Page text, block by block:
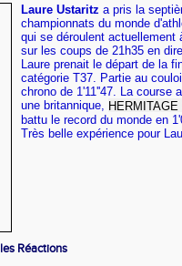
Laure Ustaritz a pris la
championnats du monde
qui se déroulent actuellement
sur les coups de 21h35 en
Laure prenait le départ de la
catégorie T37. Partie au
chrono de 1'11''47. La course
une britannique, HERMITAGE
battu le record du monde en
Très belle expérience pour
les Réactions